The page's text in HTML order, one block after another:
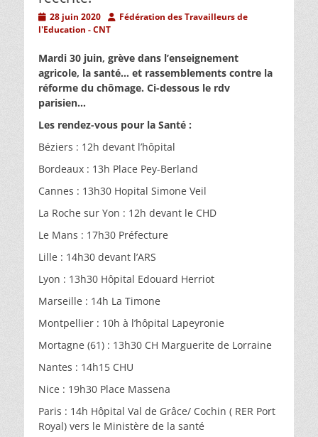
Posted
on
28 juin 2020 AuthorFédération des Travailleurs de
l'Education - CNT
Mardi 30 juin, grève dans l’enseignement
agricole, la santé… et rassemblements contre la
réforme du chômage. Ci-dessous le rdv
parisien…
Les rendez-vous pour la Santé :
Béziers : 12h devant l’hôpital
Bordeaux : 13h Place Pey-Berland
Cannes : 13h30 Hopital Simone Veil
La Roche sur Yon : 12h devant le CHD
Le Mans : 17h30 Préfecture
Lille : 14h30 devant l’ARS
Lyon : 13h30 Hôpital Edouard Herriot
Marseille : 14h La Timone
Montpellier : 10h à l’hôpital Lapeyronie
Mortagne (61) : 13h30 CH Marguerite de Lorraine
Nantes : 14h15 CHU
Nice : 19h30 Place Massena
Paris : 14h Hôpital Val de Grâce/ Cochin ( RER Port
Royal) vers le Ministère de la santé